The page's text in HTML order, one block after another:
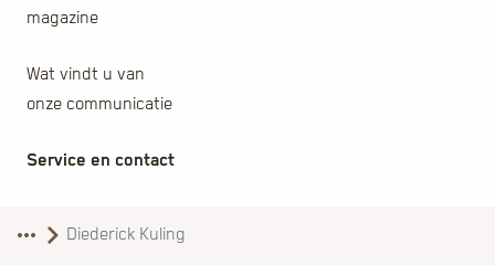
magazine
Wat vindt u van
onze communicatie
Service en contact